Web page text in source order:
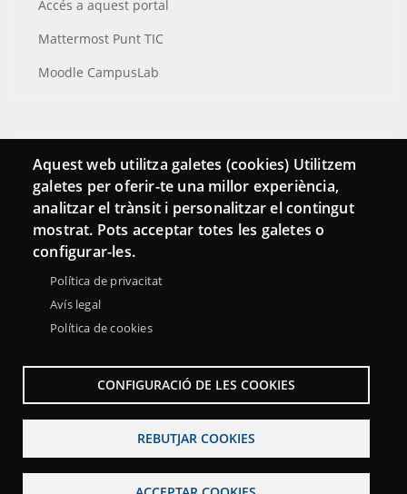
Accés a aquest portal
Mattermost Punt TIC
Moodle CampusLab
Connecta
Bustia de contacte
Butlletins
Aquest web utilitza galetes (cookies) Utilitzem
galetes per oferir-te una millor experiència,
analitzar el trànsit i personalitzar el contingut
mostrat. Pots acceptar totes les galetes o
configurar-les.
Política de privacitat
Avís legal
Política de cookies
CONFIGURACIÓ DE LES COOKIES
REBUTJAR COOKIES
Menu
Sobre la Xarxa Punttic Avís legal Accessibilitat